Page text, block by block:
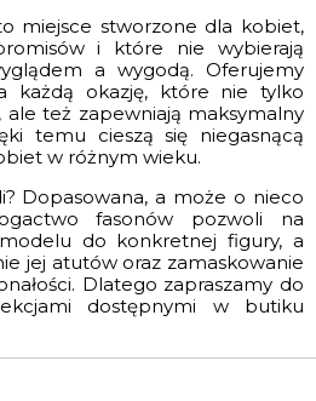
miejsce stworzone dla kobiet,
i które nie wybierają
a wygodą. Oferujemy
każdą okazję, które nie tylko
ale też zapewniają maksymalny
temu cieszą się niegasnącą
w różnym wieku.
Dopasowana, a może o nieco
fasonów pozwoli na
do konkretnej figury, a
jej atutów oraz zamaskowanie
Dlatego zapraszamy do
dostępnymi w butiku